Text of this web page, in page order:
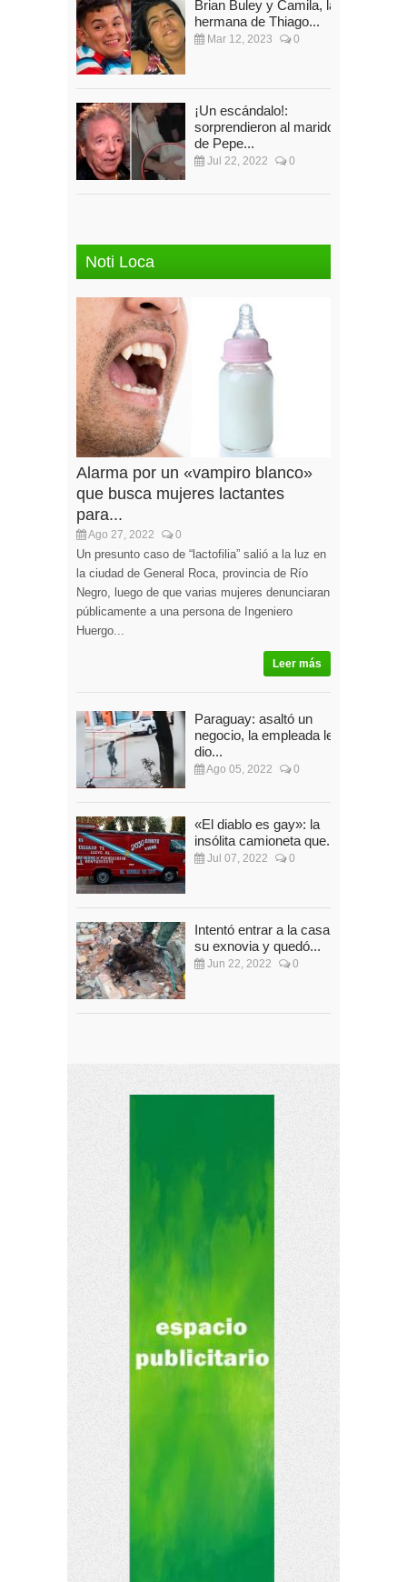
Brian Buley y Camila, la
hermana de Thiago...
Mar 12, 2023 0
¡Un escándalo!:
sorprendieron al marido
de Pepe...
Jul 22, 2022 0
Noti Loca
Alarma por un «vampiro blanco»
que busca mujeres lactantes
para...
Ago 27, 2022 0
Un presunto caso de “lactofilia” salió a la luz en
la ciudad de General Roca, provincia de Río
Negro, luego de que varias mujeres denunciaran
públicamente a una persona de Ingeniero
Huergo...
Leer más
Paraguay: asaltó un
negocio, la empleada le
dio...
Ago 05, 2022 0
«El diablo es gay»: la
insólita camioneta que...
Jul 07, 2022 0
Intentó entrar a la casa de
su exnovia y quedó...
Jun 22, 2022 0